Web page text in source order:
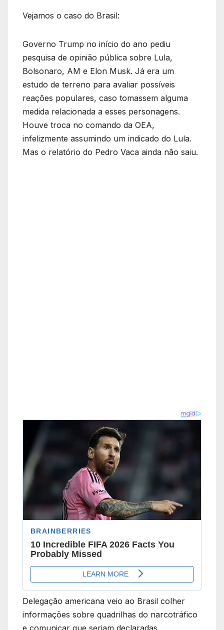
Vejamos o caso do Brasil:
Governo Trump no início do ano pediu
pesquisa de opinião pública sobre Lula,
Bolsonaro, AM e Elon Musk. Já era um
estudo de terreno para avaliar possíveis
reações populares, caso tomassem alguma
medida relacionada a esses personagens.
Houve troca no comando da OEA,
infelizmente assumindo um indicado do Lula.
Mas o relatório do Pedro Vaca ainda não saiu.
Delegação americana veio ao Brasil colher
informações sobre quadrilhas do narcotráfico